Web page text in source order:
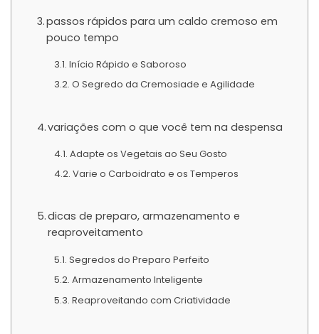
passos rápidos para um caldo cremoso em
pouco tempo
Início Rápido e Saboroso
O Segredo da Cremosiade e Agilidade
variações com o que você tem na despensa
Adapte os Vegetais ao Seu Gosto
Varie o Carboidrato e os Temperos
dicas de preparo, armazenamento e
reaproveitamento
Segredos do Preparo Perfeito
Armazenamento Inteligente
Reaproveitando com Criatividade